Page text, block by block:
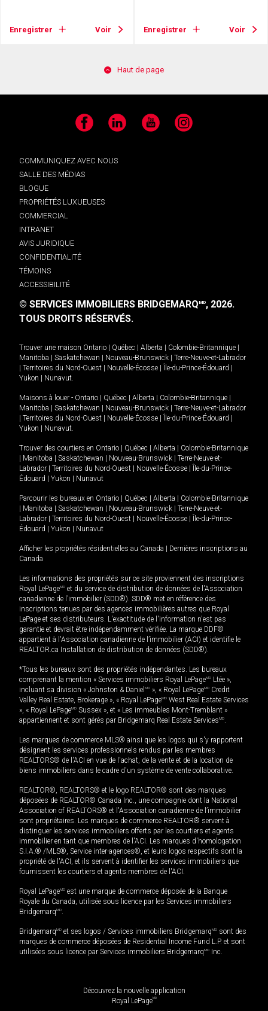
Enregistrer Voir Enregistrer Voir
Haut de page
Facebook LinkedIn YouTube Instagram
COMMUNIQUEZ AVEC NOUS
SALLE DES MÉDIAS
BLOGUE
PROPRIÉTÉS LUXUEUSES
COMMERCIAL
INTRANET
AVIS JURIDIQUE
CONFIDENTIALITÉ
TÉMOINS
ACCESSIBILITÉ
© SERVICES IMMOBILIERS BRIDGEMARQMD, 2026.
TOUS DROITS RÉSERVÉS.
Trouver une maison Ontario Québec Alberta Colombie-Britannique
Manitoba
Saskatchewan Nouveau-Brunswick
Terre-Neuve-et-Labrador
Territoires du Nord-Ouest Nouvelle-Écosse Île-du-Prince-Édouard
Yukon
Nunavut.
Maisons à louer - Ontario Québec Alberta Colombie-Britannique
Manitoba
Saskatchewan Nouveau-Brunswick
Terre-Neuve-et-Labrador
Territoires du Nord-Ouest Nouvelle-Écosse Île-du-Prince-Édouard
Yukon
Nunavut.
Trouver des courtiers en Ontario Québec Alberta
Colombie-Britannique
Manitoba Saskatchewan Nouveau-Brunswick
Terre-Neuve-et-
Labrador
Territoires du Nord-Ouest Nouvelle-Écosse
Île-du-Prince-
Édouard
Yukon Nunavut
Parcourir les bureaux en Ontario Québec Alberta
Colombie-Britannique
Manitoba Saskatchewan Nouveau-Brunswick
Terre-Neuve-et-
Labrador
Territoires du Nord-Ouest Nouvelle-Écosse
Île-du-Prince-
Édouard
Yukon Nunavut
Afficher les propriétés résidentielles au Canada
Dernières inscriptions au
Canada
Les informations des propriétés sur ce site proviennent des inscriptions
Royal LePageMD et du service de distribution de données de l'Association
canadienne de l’immobilier (SDD®). SDD® met en référence des
inscriptions tenues par des agences immobilières autres que Royal
LePage et ses distributeurs. L'exactitude de l'information n'est pas
garantie et devrait être indépendamment vérifiée. La marque DDF®
appartient à l'Association canadienne de l’immobilier (ACI) et identifie le
REALTOR.ca Installation de distribution de données (SDD®).
*Tous les bureaux sont des propriétés indépendantes. Les bureaux
comprenant la mention « Services immobiliers Royal LePageMD Ltée »,
incluant sa division « Johnston & Daniel MD », « Royal LePageMD Credit
Valley Real Estate, Brokerage », « Royal LePageMD West Real Estate Services
», « Royal LePageMD Sussex », et « Les immeubles Mont-Tremblant »
appartiennent et sont gérés par Bridgemarq Real Estate ServicesMD.
Les marques de commerce MLS® ainsi que les logos qui s'y rapportent
désignent les services professionnels rendus par les membres
REALTORS® de l'ACI en vue de l'achat, de la vente et de la location de
biens immobiliers dans le cadre d'un système de vente collaborative.
REALTOR®, REALTORS® et le logo REALTOR® sont des marques
déposées de REALTOR® Canada Inc., une compagnie dont la National
Association of REALTORS® et l'Association canadienne de l’immobilier
sont propriétaires. Les marques de commerce REALTOR® servent à
distinguer les services immobiliers offerts par les courtiers et agents
immobilier en tant que membres de l'ACI. Les marques d'homologation
S.I.A.® /MLS®, Service inter-agences®, et leurs logos respectifs sont la
propriété de l'ACI, et ils servent à identifier les services immobiliers que
fournissent les courtiers et agents membres de l'ACI.
Royal LePageMD est une marque de commerce déposée de la Banque
Royale du Canada, utilisée sous licence par les Services immobiliers
BridgemarqMD.
BridgemarqMD et ses logos / Services immobiliers BridgemarqMD sont des
marques de commerce déposées de Residential Income Fund L.P. et sont
utilisées sous licence par Services immobiliers BridgemarqMD Inc.
Découvrez la nouvelle application
Royal LePageMD